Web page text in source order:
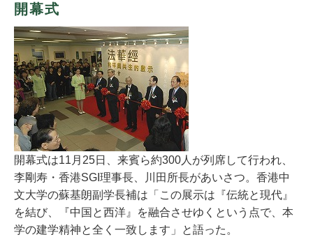
開幕式
開幕式は11月25日、来賓ら約300人が列席して行われ、
李剛寿・香港SGI理事長、川田所長があいさつ。香港中
文大学の蘇基朗副学長補は「この展示は『伝統と現代』
を結び、『中国と西洋』を融合させゆくという点で、本
学の建学精神と全く一致します」と語った。